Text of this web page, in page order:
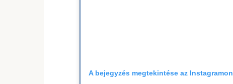
A bejegyzés megtekintése az Instagramon